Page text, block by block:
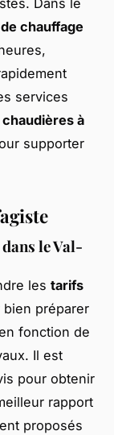
chauffage
services
à
supporter
le Val-
les tarifs
préparer
fonction de
Il est
pour obtenir
rapport
proposés